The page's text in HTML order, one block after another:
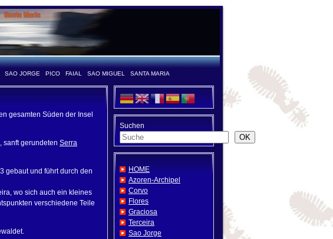
SAO JORGE PICO FAIAL SAO MIGUEL SANTA MARIA
gesamten Süden der Insel
sanft gerundeten Serra
gebaut und führt durch den
wo sich auch ein kleines
verschiedene Teile
Suchen
OK
HOME
Azoren-Archipel
Corvo
Flores
Graciosa
Terceira
Sao Jorge